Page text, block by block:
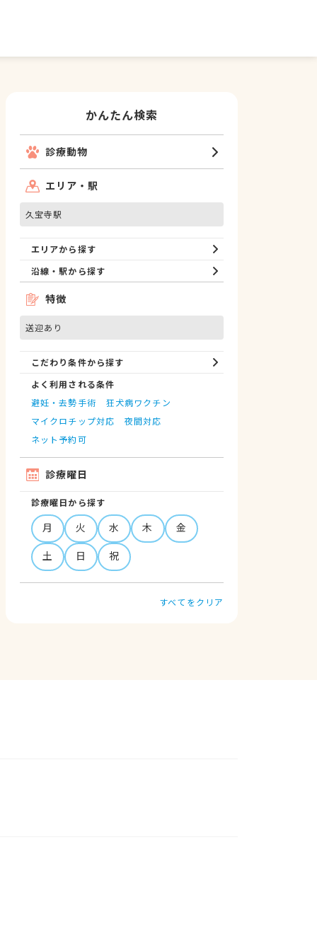
かんたん検索
診療動物
エリア・駅
久宝寺駅
エリアから探す
沿線・駅から探す
特徴
送迎あり
こだわり条件から探す
よく利用される条件
避妊・去勢手術
狂犬病ワクチン
マイクロチップ対応
夜間対応
ネット予約可
診療曜日
診療曜日から探す
月 火 水 木
金
土
日 祝
すべてをクリア